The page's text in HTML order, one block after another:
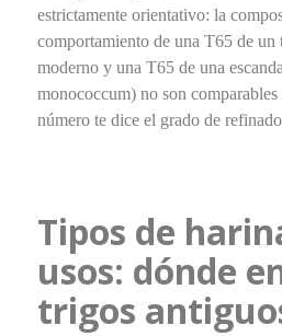
estrictamente orientativo: la
comportamiento de una T65 de
moderno y una T65 de una
monococcum) no son
número te dice el grado de
Tipos de
usos: dónde
trigos